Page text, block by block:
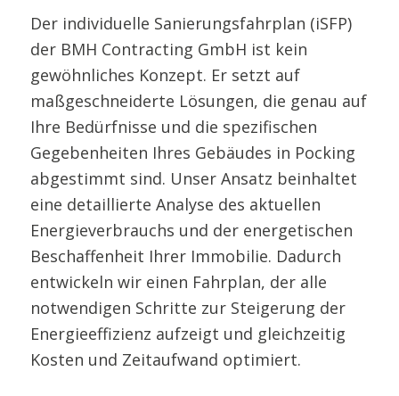
Der individuelle Sanierungsfahrplan (iSFP)
der BMH Contracting GmbH ist kein
gewöhnliches Konzept. Er setzt auf
maßgeschneiderte Lösungen, die genau auf
Ihre Bedürfnisse und die spezifischen
Gegebenheiten Ihres Gebäudes in Pocking
abgestimmt sind. Unser Ansatz beinhaltet
eine detaillierte Analyse des aktuellen
Energieverbrauchs und der energetischen
Beschaffenheit Ihrer Immobilie. Dadurch
entwickeln wir einen Fahrplan, der alle
notwendigen Schritte zur Steigerung der
Energieeffizienz aufzeigt und gleichzeitig
Kosten und Zeitaufwand optimiert.